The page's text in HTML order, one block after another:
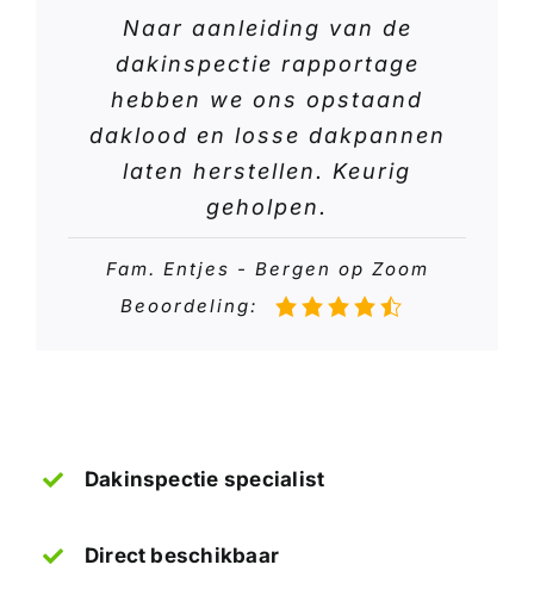
Naar aanleiding van de
dakinspectie rapportage
hebben we ons opstaand
daklood en losse dakpannen
laten herstellen. Keurig
geholpen.
Fam. Entjes - Bergen op Zoom
Beoordeling:
Dakinspectie specialist
Direct beschikbaar